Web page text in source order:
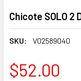
Chicote SOLO 2
SKU: V02589040
$52.00